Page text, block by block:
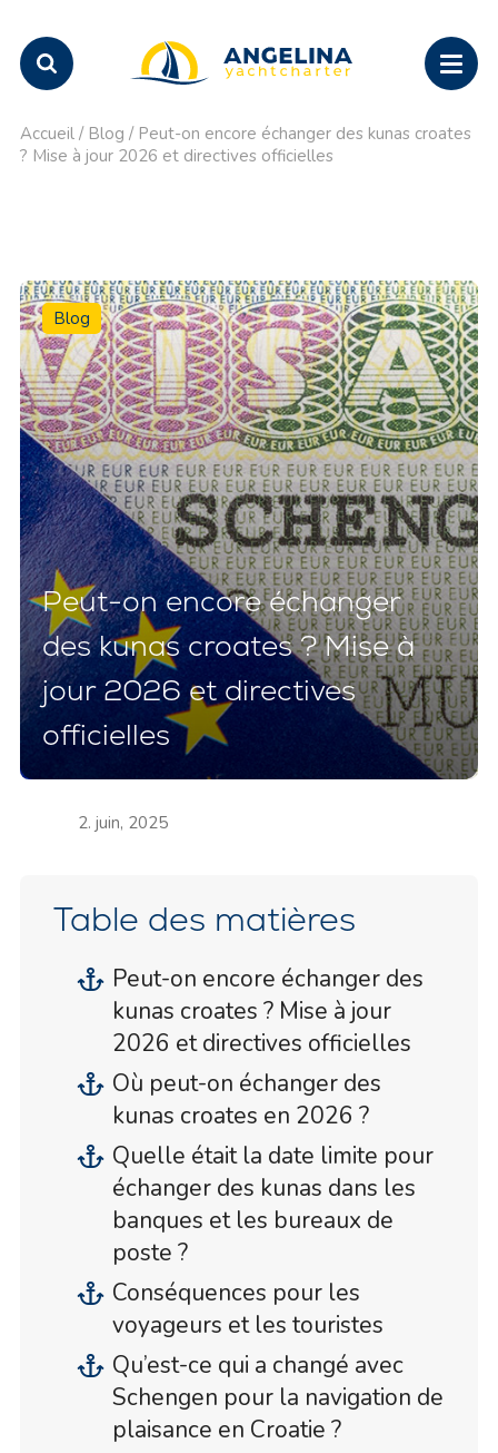
Accueil / Blog / Peut-on encore échanger des kunas croates
? Mise à jour 2026 et directives officielles
Blog
Peut-on encore échanger
des kunas croates ? Mise à
jour 2026 et directives
officielles
2. juin, 2025
Table des matières
Peut-on encore échanger des
kunas croates ? Mise à jour
2026 et directives officielles
Où peut-on échanger des
kunas croates en 2026 ?
Quelle était la date limite pour
échanger des kunas dans les
banques et les bureaux de
poste ?
Conséquences pour les
voyageurs et les touristes
Qu’est-ce qui a changé avec
Schengen pour la navigation de
plaisance en Croatie ?